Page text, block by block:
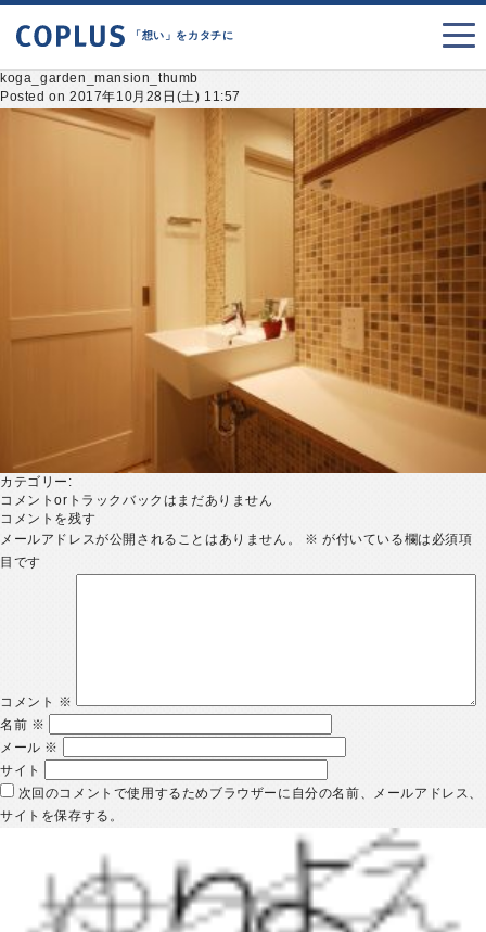
「想い」をカタチに
koga_garden_mansion_thumb
Posted on 2017年10月28日(土) 11:57
カテゴリー:
コメントorトラックバックはまだありません
コメントを残す
メールアドレスが公開されることはありません。
※ が付いている欄は必須項
目です
コメント ※
名前 ※
メール ※
サイト
次回のコメントで使用するためブラウザーに自分の名前、メールアドレス、
サイトを保存する。